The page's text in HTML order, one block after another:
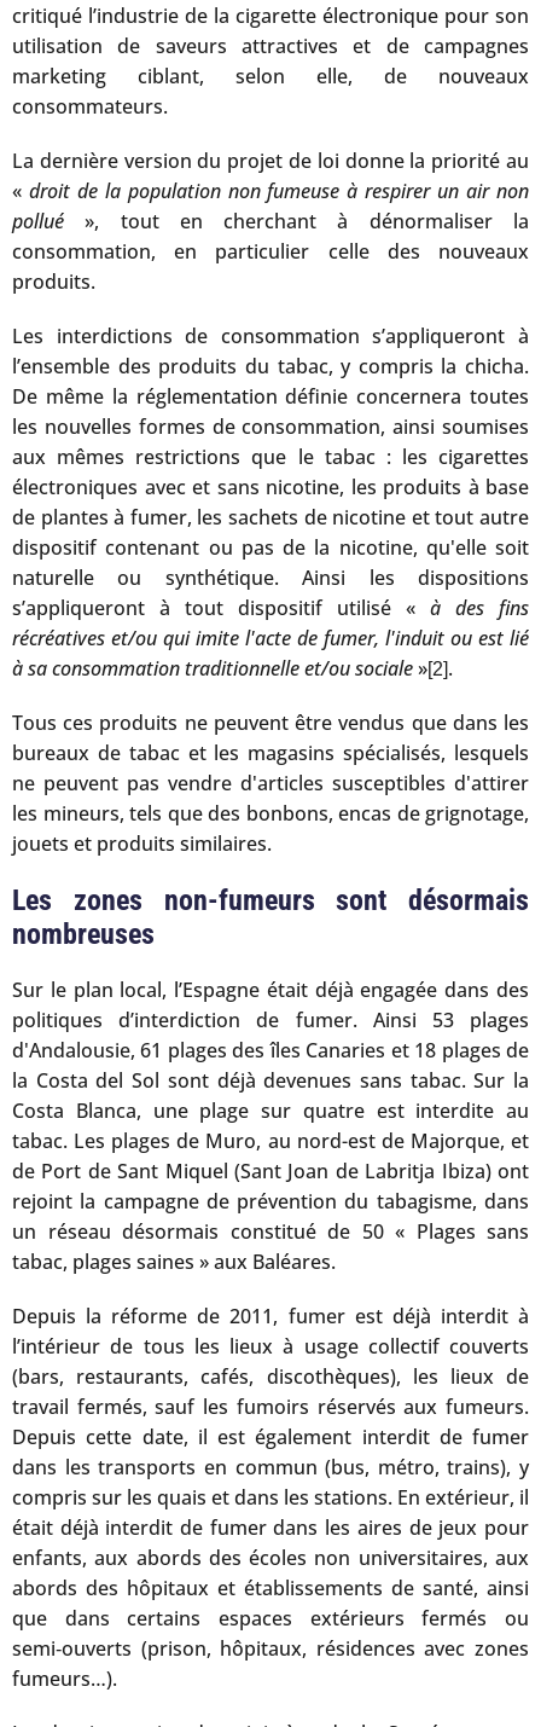
critiqué l’industrie de la cigarette électronique pour son
utilisation de saveurs attractives et de campagnes
marketing ciblant, selon elle, de nouveaux
consommateurs.
La dernière version du projet de loi donne la priorité au
« droit de la population non fumeuse à respirer un air non
pollué », tout en cherchant à dénormaliser la
consommation, en particulier celle des nouveaux
produits.
Les interdictions de consommation s’appliqueront à
l’ensemble des produits du tabac, y compris la chicha.
De même la réglementation définie concernera toutes
les nouvelles formes de consommation, ainsi soumises
aux mêmes restrictions que le tabac : les cigarettes
électroniques avec et sans nicotine, les produits à base
de plantes à fumer, les sachets de nicotine et tout autre
dispositif contenant ou pas de la nicotine, qu'elle soit
naturelle ou synthétique. Ainsi les dispositions
s’appliqueront à tout dispositif utilisé « à des fins
récréatives et/ou qui imite l'acte de fumer, l'induit ou est lié
à sa consommation traditionnelle et/ou sociale»[2].
Tous ces produits ne peuvent être vendus que dans les
bureaux de tabac et les magasins spécialisés, lesquels
ne peuvent pas vendre d'articles susceptibles d'attirer
les mineurs, tels que des bonbons, encas de grignotage,
jouets et produits similaires.
Les zones non-fumeurs sont désormais
nombreuses
Sur le plan local, l’Espagne était déjà engagée dans des
politiques d’interdiction de fumer. Ainsi 53 plages
d'Andalousie, 61 plages des îles Canaries et 18 plages de
la Costa del Sol sont déjà devenues sans tabac. Sur la
Costa Blanca, une plage sur quatre est interdite au
tabac. Les plages de Muro, au nord-est de Majorque, et
de Port de Sant Miquel (Sant Joan de Labritja Ibiza) ont
rejoint la campagne de prévention du tabagisme, dans
un réseau désormais constitué de 50 « Plages sans
tabac, plages saines » aux Baléares.
Depuis la réforme de 2011, fumer est déjà interdit à
l’intérieur de tous les lieux à usage collectif couverts
(bars, restaurants, cafés, discothèques), les lieux de
travail fermés, sauf les fumoirs réservés aux fumeurs.
Depuis cette date, il est également interdit de fumer
dans les transports en commun (bus, métro, trains), y
compris sur les quais et dans les stations. En extérieur, il
était déjà interdit de fumer dans les aires de jeux pour
enfants, aux abords des écoles non universitaires, aux
abords des hôpitaux et établissements de santé, ainsi
que dans certains espaces extérieurs fermés ou
semi‑ouverts (prison, hôpitaux, résidences avec zones
fumeurs…).